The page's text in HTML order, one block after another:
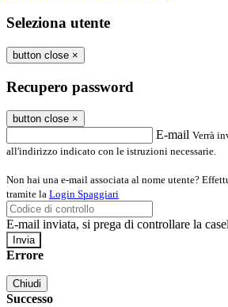
Seleziona utente
button close ×
Recupero password
button close ×
E-mail Verrà
all'indirizzo indicato con le istruzioni necessarie.
Non hai una e-mail associata al nome utente?
tramite la Login Spaggiari
E-mail inviata, si prega di controllare la
Errore
Chiudi
Successo